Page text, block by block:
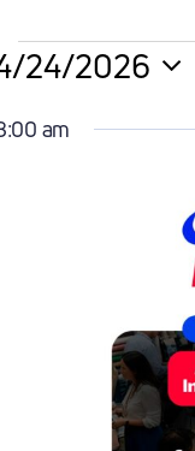
24/2026
am